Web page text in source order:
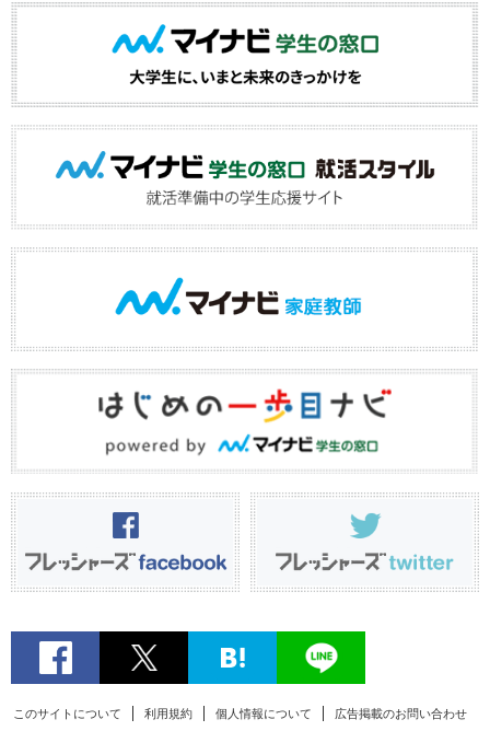
このサイトについて 利用規約 個人情報について 広告掲載のお問い合わせ